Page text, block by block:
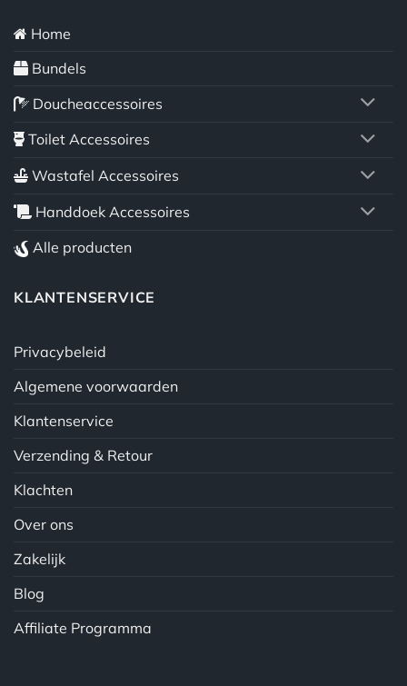
Home
Bundels
Doucheaccessoires
Toilet Accessoires
Wastafel Accessoires
Handdoek Accessoires
Alle producten
KLANTENSERVICE
Privacybeleid
Algemene voorwaarden
Klantenservice
Verzending & Retour
Klachten
Over ons
Zakelijk
Blog
Affiliate Programma